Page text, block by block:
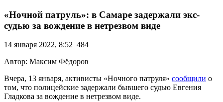
«Ночной патруль»: в Самаре задержали экс-
судью за вождение в нетрезвом виде
14 января 2022, 8:52 484
Автор: Максим Фёдоров
Вчера, 13 января, активисты «Ночного патруля» сообщили о
том, что полицейские задержали бывшего судью Евгения
Гладкова за вождение в нетрезвом виде.